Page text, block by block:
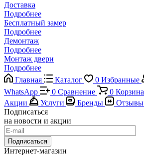
Доставка
Подробнее
Бесплатный замер
Подробнее
Демонтаж
Подробнее
Монтаж двери
Подробнее
Главная
Каталог 0 Избранные
WhatsApp
0 Сравнение 0 Корзина
Акции
Услуги Бренды Отзывы
Подписаться
на новости и акции
Подписаться
Интернет-магазин